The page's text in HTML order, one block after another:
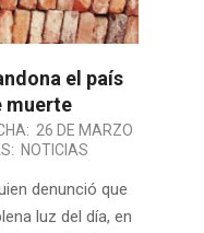
el país
muerte
26 DE MARZO
NOTICIAS
denunció que
luz del día, en